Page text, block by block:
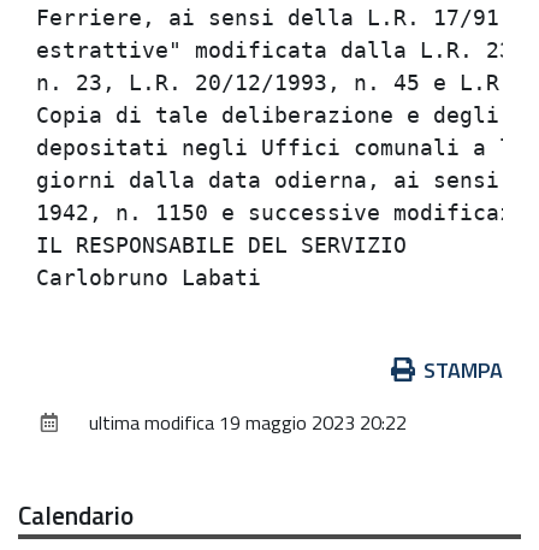
Ferriere, ai sensi della L.R. 17/91
estrattive" modificata dalla L.R. 23/
n. 23, L.R. 20/12/1993, n. 45 e L.R.
Copia di tale deliberazione e degli
depositati negli Uffici comunali a
giorni dalla data odierna, ai sensi
1942, n. 1150 e successive
IL RESPONSABILE DEL SERVIZIO
documento
STAMPA
ultima modifica 19 maggio 2023 20:22
Calendario